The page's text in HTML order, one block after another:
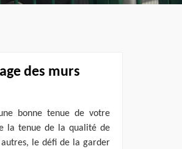
des murs
bonne tenue de votre
la tenue de la qualité de
le défi de la garder